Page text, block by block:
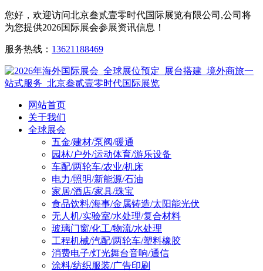
您好，欢迎访问北京叁贰壹零时代国际展览有限公司,公司将
为您提供2026国际展会参展资讯信息！
服务热线： 13621188469
网站首页
关于我们
全球展会
五金/建材/泵阀/暖通
园林/户外/运动体育/游乐设备
车配/两轮车/农业/机床
电力/照明/新能源/石油
家居/酒店/家具/珠宝
食品饮料/海事/金属铸造/太阳能光伏
无人机/实验室/水处理/复合材料
玻璃门窗/化工/物流/水处理
工程机械/汽配/两轮车/塑料橡胶
消费电子/灯光舞台音响/通信
涂料/纺织服装/广告印刷